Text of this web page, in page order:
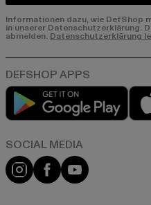
Informationen dazu, wie DefShop
in unserer Datenschutzerklärung.
abmelden. Datenschutzerklärung
Instagram
FacebookYouTube